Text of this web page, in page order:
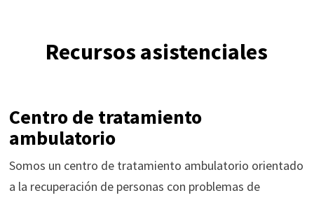
Recursos asistenciales
Centro de tratamiento
ambulatorio
Somos un centro de tratamiento ambulatorio orientado
a la recuperación de personas con problemas de